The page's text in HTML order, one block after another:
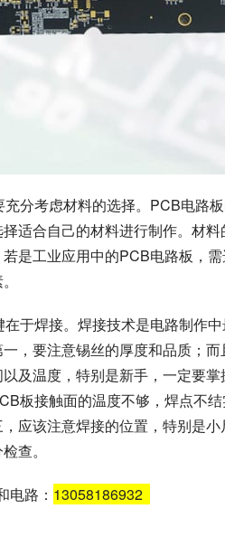
分考虑材料的选择。PCB电路
适合自己的材料进行制作。材
是工业应用中的PCB电路板，
于焊接。焊接技术是电路制作
，要注意锡丝的厚度和品质；
及温度，特别是新手，一定要
板接触面的温度不够，焊点不
应该注意焊接的位置，特别是
查。
电路： 13058186932